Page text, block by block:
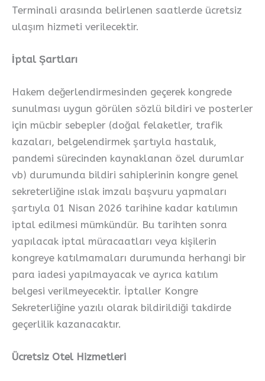
Terminali arasında belirlenen saatlerde ücretsiz
ulaşım hizmeti verilecektir.
İptal Şartları
Hakem değerlendirmesinden geçerek kongrede
sunulması uygun görülen sözlü bildiri ve posterler
için mücbir sebepler (doğal felaketler, trafik
kazaları, belgelendirmek şartıyla hastalık,
pandemi sürecinden kaynaklanan özel durumlar
vb) durumunda bildiri sahiplerinin kongre genel
sekreterliğine ıslak imzalı başvuru yapmaları
şartıyla 01 Nisan 2026 tarihine kadar katılımın
iptal edilmesi mümkündür. Bu tarihten sonra
yapılacak iptal müracaatları veya kişilerin
kongreye katılmamaları durumunda herhangi bir
para iadesi yapılmayacak ve ayrıca katılım
belgesi verilmeyecektir. İptaller Kongre
Sekreterliğine yazılı olarak bildirildiği takdirde
geçerlilik kazanacaktır.
Ücretsiz Otel Hizmetleri